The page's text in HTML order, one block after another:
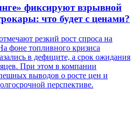
фиксируют взрывной
что будет с ценами?
резкий рост спроса на
фоне топливного кризиса
в дефиците, а срок ожидания
При этом в компании
выводов о росте цен и
перспективе.